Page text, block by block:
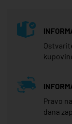
Pravo
dana